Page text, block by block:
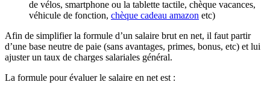
de vélos, smartphone ou la tablette tactile, chèque vacances,
véhicule de fonction, chèque cadeau amazon etc)
Afin de simplifier la formule d’un salaire brut en net, il faut partir
d’une base neutre de paie (sans avantages, primes, bonus, etc) et lui
ajuster un taux de charges salariales général.
La formule pour évaluer le salaire en net est :